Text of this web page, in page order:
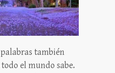
también
el mundo sabe.